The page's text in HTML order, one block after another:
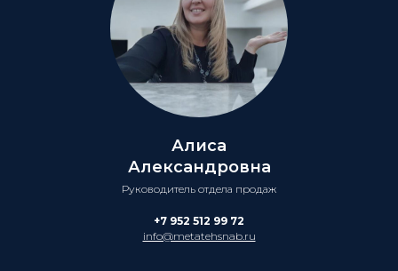
Алиса
Александровна
Руководитель отдела продаж
+7 952 512 99 72
info@metatehsnab.ru